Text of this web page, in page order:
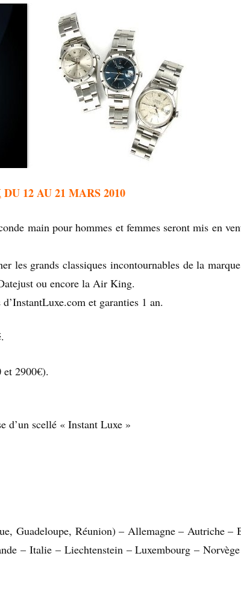
DU 12 AU 21 MARS 2010
main pour hommes et femmes seront mis en
les grands classiques incontournables de la
ou encore la Air King.
et garanties 1 an.
et 2900€).
d’un scellé « Instant Luxe »
Guadeloupe, Réunion) – Allemagne – Autriche –
– Italie – Liechtenstein – Luxembourg –